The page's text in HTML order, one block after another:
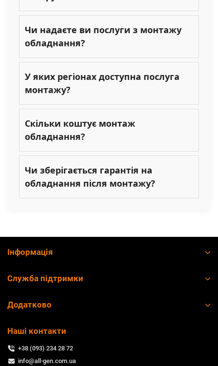
Чи надаєте ви послуги з монтажу
обладнання?
У яких регіонах доступна послуга
монтажу?
Скільки коштує монтаж
обладнання?
Чи зберігається гарантія на
обладнання після монтажу?
Інформація
Служба підтримки
Додатково
Наші контакти
+38 (093) 234 28 72
info@all-gen.com.ua